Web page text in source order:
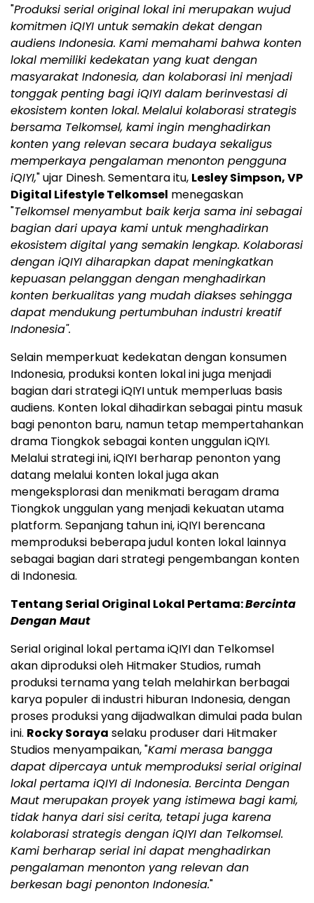
"Produksi serial original lokal ini merupakan wujud
komitmen iQIYI untuk semakin dekat dengan
audiens Indonesia. Kami memahami bahwa konten
lokal memiliki kedekatan yang kuat dengan
masyarakat Indonesia, dan kolaborasi ini menjadi
tonggak penting bagi iQIYI dalam berinvestasi di
ekosistem konten lokal. Melalui kolaborasi strategis
bersama Telkomsel, kami ingin menghadirkan
konten yang relevan secara budaya sekaligus
memperkaya pengalaman menonton pengguna
iQIYI," ujar Dinesh. Sementara itu, Lesley Simpson, VP
Digital Lifestyle Telkomsel menegaskan
"Telkomsel menyambut baik kerja sama ini sebagai
bagian dari upaya kami untuk menghadirkan
ekosistem digital yang semakin lengkap. Kolaborasi
dengan iQIYI diharapkan dapat meningkatkan
kepuasan pelanggan dengan menghadirkan
konten berkualitas yang mudah diakses sehingga
dapat mendukung pertumbuhan industri kreatif
Indonesia".
Selain memperkuat kedekatan dengan konsumen
Indonesia, produksi konten lokal ini juga menjadi
bagian dari strategi iQIYI untuk memperluas basis
audiens. Konten lokal dihadirkan sebagai pintu masuk
bagi penonton baru, namun tetap mempertahankan
drama Tiongkok sebagai konten unggulan iQIYI.
Melalui strategi ini, iQIYI berharap penonton yang
datang melalui konten lokal juga akan
mengeksplorasi dan menikmati beragam drama
Tiongkok unggulan yang menjadi kekuatan utama
platform. Sepanjang tahun ini, iQIYI berencana
memproduksi beberapa judul konten lokal lainnya
sebagai bagian dari strategi pengembangan konten
di Indonesia.
Tentang Serial Original Lokal Pertama:Bercinta
Dengan Maut
Serial original lokal pertama iQIYI dan Telkomsel
akan diproduksi oleh Hitmaker Studios, rumah
produksi ternama yang telah melahirkan berbagai
karya populer di industri hiburan Indonesia, dengan
proses produksi yang dijadwalkan dimulai pada bulan
ini. Rocky Soraya selaku produser dari Hitmaker
Studios menyampaikan, "Kami merasa bangga
dapat dipercaya untuk memproduksi serial original
lokal pertama iQIYI di Indonesia. Bercinta Dengan
Maut merupakan proyek yang istimewa bagi kami,
tidak hanya dari sisi cerita, tetapi juga karena
kolaborasi strategis dengan iQIYI dan Telkomsel.
Kami berharap serial ini dapat menghadirkan
pengalaman menonton yang relevan dan
berkesan bagi penonton Indonesia."